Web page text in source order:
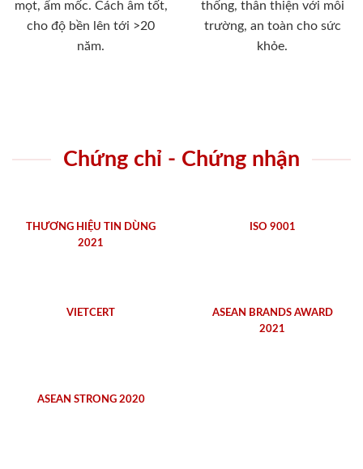
mọt, ẩm mốc. Cách âm tốt,
cho độ bền lên tới >20
năm.
thống, thân thiện với môi
trường, an toàn cho sức
khỏe.
Chứng chỉ - Chứng nhận
THƯƠNG HIỆU TIN DÙNG
2021
ISO 9001
VIETCERT
ASEAN BRANDS AWARD
2021
ASEAN STRONG 2020